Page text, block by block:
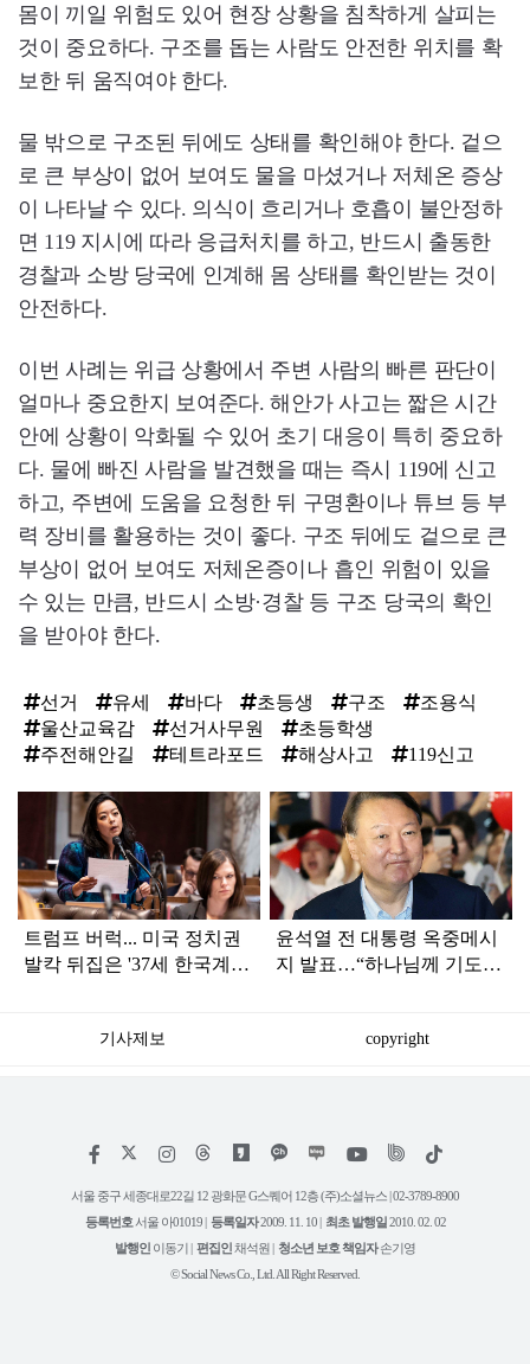
몸이 끼일 위험도 있어 현장 상황을 침착하게 살피는
것이 중요하다. 구조를 돕는 사람도 안전한 위치를 확
보한 뒤 움직여야 한다.
물 밖으로 구조된 뒤에도 상태를 확인해야 한다. 겉으
로 큰 부상이 없어 보여도 물을 마셨거나 저체온 증상
이 나타날 수 있다. 의식이 흐리거나 호흡이 불안정하
면 119 지시에 따라 응급처치를 하고, 반드시 출동한
경찰과 소방 당국에 인계해 몸 상태를 확인받는 것이
안전하다.
이번 사례는 위급 상황에서 주변 사람의 빠른 판단이
얼마나 중요한지 보여준다. 해안가 사고는 짧은 시간
안에 상황이 악화될 수 있어 초기 대응이 특히 중요하
다. 물에 빠진 사람을 발견했을 때는 즉시 119에 신고
하고, 주변에 도움을 요청한 뒤 구명환이나 튜브 등 부
력 장비를 활용하는 것이 좋다. 구조 뒤에도 겉으로 큰
부상이 없어 보여도 저체온증이나 흡인 위험이 있을
수 있는 만큼, 반드시 소방·경찰 등 구조 당국의 확인
을 받아야 한다.
선거 유세 바다 초등생 구조
조용식
울산교육감
선거사무원
초등학생
주전해안길
테트라포드 해상사고 119신고
인
트럼프 버럭... 미국 정치권
발칵 뒤집은 '37세 한국계
윤석열 전 대통령 옥중메시
지 발표…“하나님께 기도드
기사제보 copyright
페
스
인
타
램
위
트
유
튜
틱
서울 중구 세종대로22길 12 광화문 G스퀘어 12층 (주)소셜뉴스 | 02-3789-8900
등록번호 서울 아01019 | 등록일자2009. 11. 10 | 최초 발행일2010. 02. 02
발행인 이동기 | 편집인채석원 | 청소년 보호 책임자손기영
© Social News Co., Ltd. All Right Reserved.